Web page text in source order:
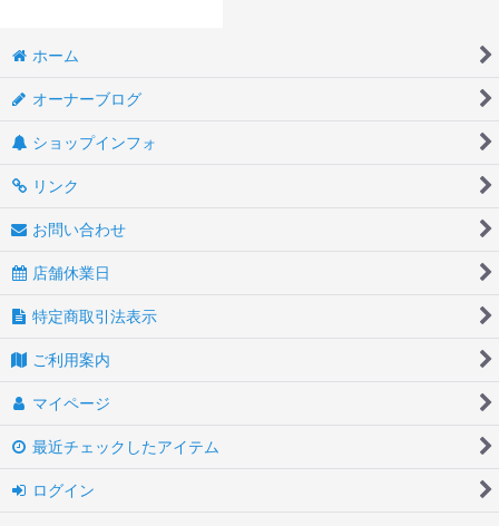
ホーム
オーナーブログ
ショップインフォ
リンク
お問い合わせ
店舗休業日
特定商取引法表示
ご利用案内
マイページ
最近チェックしたアイテム
ログイン